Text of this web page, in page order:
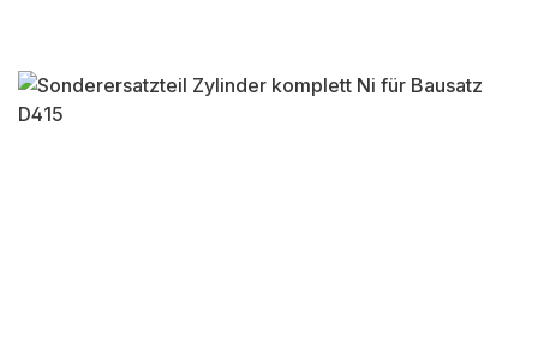
Bildergalerie überspringen